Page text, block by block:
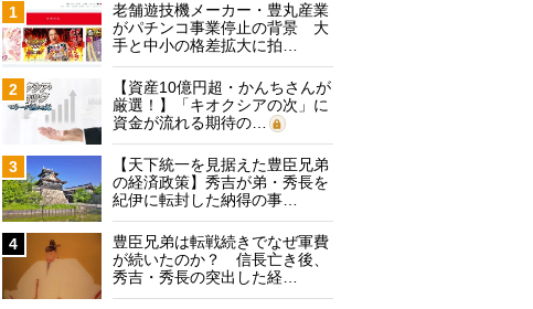
1
老舗遊技機メーカー・豊丸産業
がパチンコ事業停止の背景 大
手と中小の格差拡大に拍…
2
【資産10億円超・かんちさんが
厳選！】「キオクシアの次」に
資金が流れる期待の…
3
【天下統一を見据えた豊臣兄弟
の経済政策】秀吉が弟・秀長を
紀伊に転封した納得の事…
4
豊臣兄弟は転戦続きでなぜ軍費
が続いたのか？ 信長亡き後、
秀吉・秀長の突出した経…